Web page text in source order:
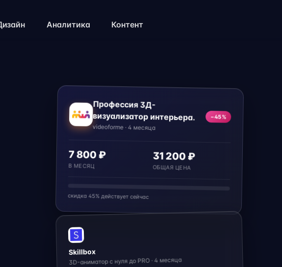
Аналитика Контент
Профессия 3Д-
визуализатор интерьера.
videoforme · 4 месяца
−45%
7 800 ₽
В МЕСЯЦ
31 200 ₽
ОБЩАЯ ЦЕНА
скидка 45% действует сейчас
Skillbox
3D-аниматор с нуля до PRO · 4 месяца